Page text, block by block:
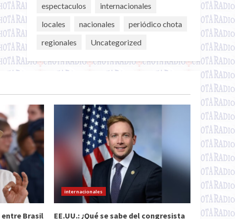
espectaculos
internacionales
locales
nacionales
periódico chota
regionales
Uncategorized
entre Brasil
internacionales
EE.UU.: ¿Qué se sabe del congresista